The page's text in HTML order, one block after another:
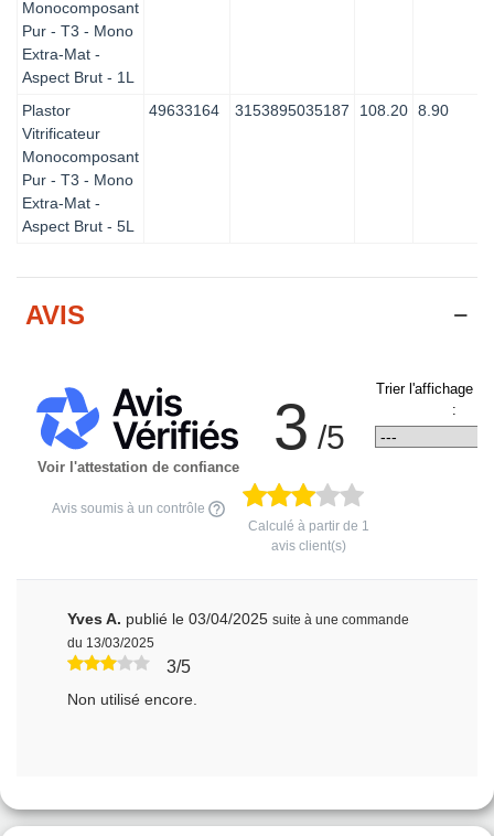
Monocomposant
Pur - T3 - Mono
Extra-Mat -
Aspect Brut - 1L
Plastor
Vitrificateur
Monocomposant
Pur - T3 - Mono
Extra-Mat -
Aspect Brut - 5L
49633164 3153895035187 108.20 8.90
AVIS
Voir l'attestation de confiance
Avis soumis à un contrôle
3 /5
Calculé à partir de 1
avis client(s)
Trier l'affichage
:
Yves A. publié le 03/04/2025 suite à une commande
du 13/03/2025
3/5
Non utilisé encore.